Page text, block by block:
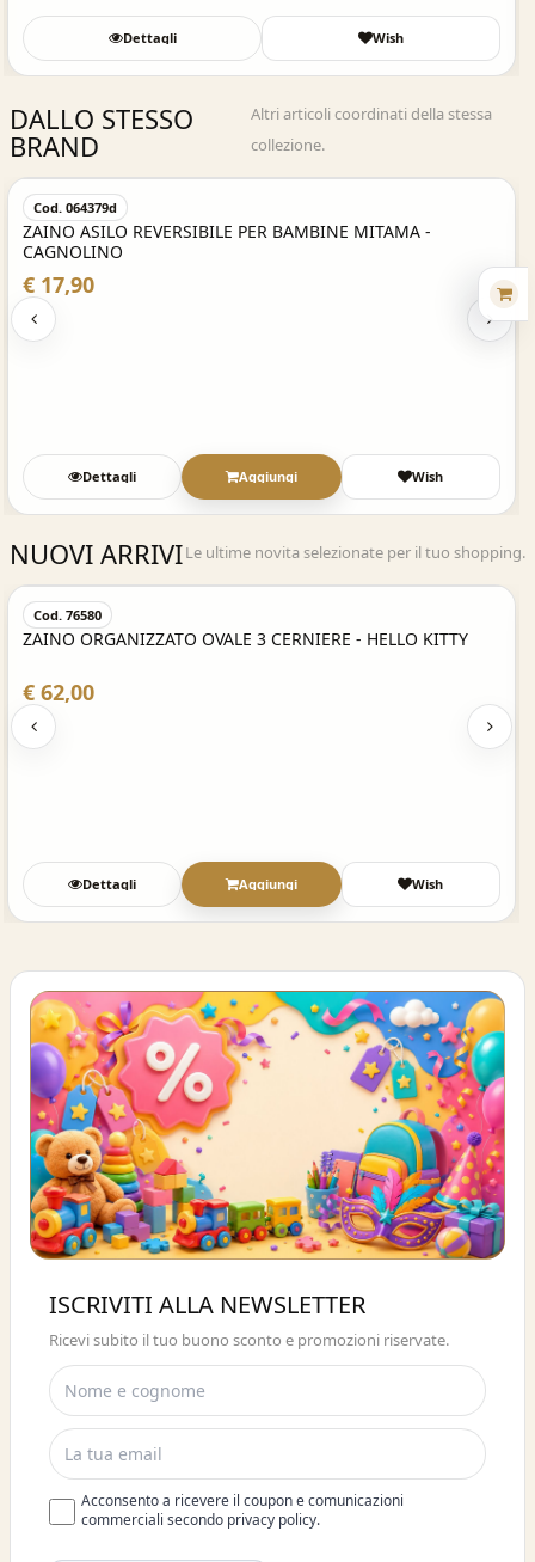
Dettagli Wish
DALLO STESSO
BRAND
Altri articoli coordinati della stessa
collezione.
Acquisto Veloce
Cod. 064379d
ZAINO ASILO REVERSIBILE PER BAMBINE MITAMA -
CAGNOLINO
€ 17,90
Dettagli Aggiungi Wish
NUOVI ARRIVILe ultime novita selezionate per il tuo shopping.
Acquisto Veloce
Cod. 76580
ZAINO ORGANIZZATO OVALE 3 CERNIERE - HELLO KITTY
€ 62,00
Dettagli Aggiungi Wish
ISCRIVITI E OTTIENI SUBITO UNO
SCONTO DEL 10%
ISCRIVITI ALLA NEWSLETTER
Ricevi subito il tuo buono sconto e promozioni riservate.
Acconsento a ricevere il coupon e comunicazioni
commerciali secondo privacy policy.